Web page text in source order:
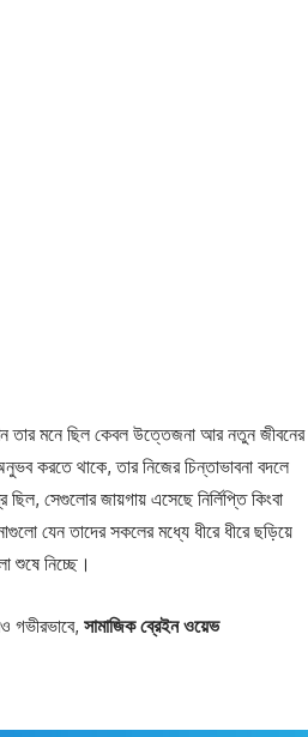
তখন তার মনে ছিল কেবল উত্তেজনা আর নতুন জীবনের
করতে থাকে, তার নিজের চিন্তাভাবনা বদলে
সেগুলোর জায়গায় এসেছে নির্লিপ্তি কিংবা
যেন তাদের সকলের মধ্যে ধীরে ধীরে ছড়িয়ে
শুষে নিচ্ছে।
গভীরভাবে, সামাজিকব্রেইনওয়েভ